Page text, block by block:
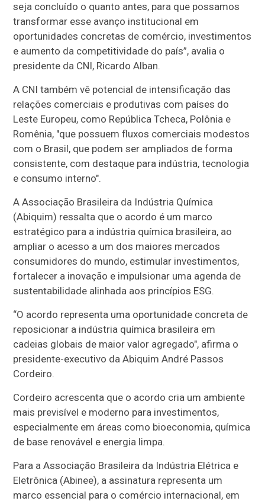
seja concluído o quanto antes, para que possamos
transformar esse avanço institucional em
oportunidades concretas de comércio, investimentos
e aumento da competitividade do país”, avalia o
presidente da CNI, Ricardo Alban.
A CNI também vê potencial de intensificação das
relações comerciais e produtivas com países do
Leste Europeu, como República Tcheca, Polônia e
Romênia, "que possuem fluxos comerciais modestos
com o Brasil, que podem ser ampliados de forma
consistente, com destaque para indústria, tecnologia
e consumo interno".
A Associação Brasileira da Indústria Química
(Abiquim) ressalta que o acordo é um marco
estratégico para a indústria química brasileira, ao
ampliar o acesso a um dos maiores mercados
consumidores do mundo, estimular investimentos,
fortalecer a inovação e impulsionar uma agenda de
sustentabilidade alinhada aos princípios ESG.
“O acordo representa uma oportunidade concreta de
reposicionar a indústria química brasileira em
cadeias globais de maior valor agregado", afirma o
presidente-executivo da Abiquim André Passos
Cordeiro.
Cordeiro acrescenta que o acordo cria um ambiente
mais previsível e moderno para investimentos,
especialmente em áreas como bioeconomia, química
de base renovável e energia limpa.
Para a Associação Brasileira da Indústria Elétrica e
Eletrônica (Abinee), a assinatura representa um
marco essencial para o comércio internacional, em